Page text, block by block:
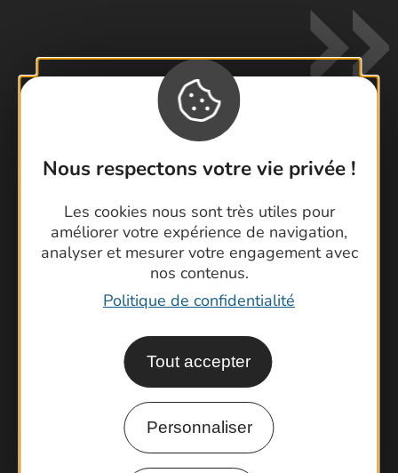
Nous respectons votre vie privée !
Les cookies nous sont très utiles pour
améliorer votre expérience de navigation,
analyser et mesurer votre engagement avec
nos contenus.
Politique de confidentialité
Tout accepter
Personnaliser
Contactez-nous !
Brochures
Cartoguides et Topoguides
Latitude Gard